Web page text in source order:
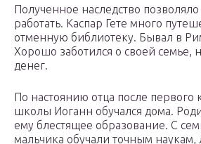
Полученное наследство
работать. Каспар Гете много
отменную библиотеку. Бывал в
Хорошо заботился о своей семье,
денег.
По настоянию отца после первого
школы Иоганн обучался дома.
ему блестящее образование. С
мальчика обучали точным наукам,